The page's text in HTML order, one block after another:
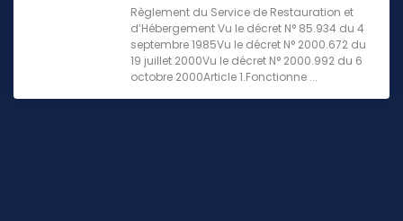
Règlement du Service de Restauration et
d’Hébergement Vu le décret N° 85.934 du 4
septembre 1985Vu le décret N° 2000.672 du
19 juillet 2000Vu le décret N° 2000.992 du 6
octobre 2000Article 1.Fonctionne ...